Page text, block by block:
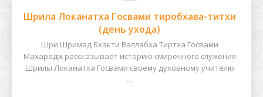
Шрила Локанатха Госвами тиробхава-титхи
(день ухода)
Шри Шримад Бхакти Валлабха Тиртха Госвами
Махарадж рассказывает историю смиренного служения
Шрилы Локанатха Госвами своему духовному учителю
...